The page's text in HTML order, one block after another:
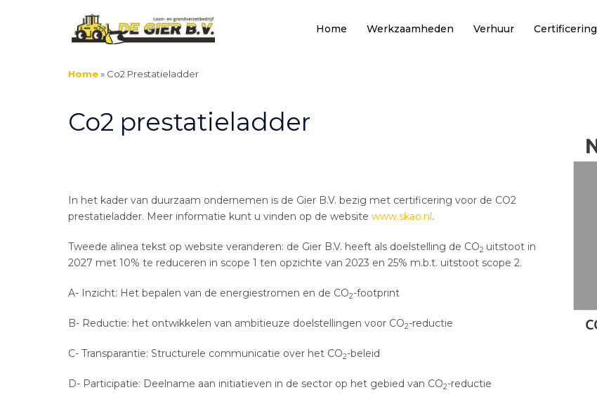
Home Werkzaamheden Verhuur Certificering
Home» Co2 Prestatieladder
Co2 prestatieladder
In het kader van duurzaam ondernemen is de Gier B.V. bezig met certificering voor de CO2
prestatieladder. Meer informatie kunt u vinden op de website www.skao.nl.
Tweede alinea tekst op website veranderen: de Gier B.V. heeft als doelstelling de CO2 uitstoot in
2027 met 10% te reduceren in scope 1 ten opzichte van 2023 en 25% m.b.t. uitstoot scope 2.
A- Inzicht: Het bepalen van de energiestromen en de CO2-footprint
B- Reductie: het ontwikkelen van ambitieuze doelstellingen voor CO2-reductie
C- Transparantie: Structurele communicatie over het CO2-beleid
D- Participatie: Deelname aan initiatieven in de sector op het gebied van CO2-reductie